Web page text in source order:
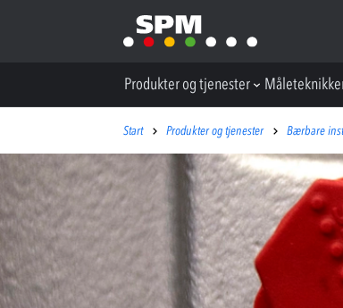
Produkter og tjenester
Start Produkter og tjenester Bærbare